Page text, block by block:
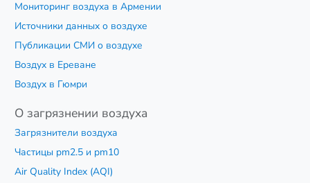
Мониторинг воздуха в Армении
Источники данных о воздухе
Публикации СМИ о воздухе
Воздух в Ереване
Воздух в Гюмри
О загрязнении воздуха
Загрязнители воздуха
Частицы pm2.5 и pm10
Air Quality Index (AQI)